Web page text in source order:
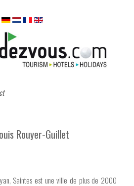
Rouyer-Guillet
Saintes est une ville de plus de 2000